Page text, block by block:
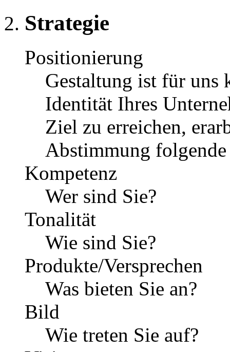
Strategie
Positionierung
Gestaltung ist für uns
Identität Ihres
Ziel zu erreichen,
Abstimmung
Kompetenz
Wer sind Sie?
Tonalität
Wie sind Sie?
Produkte/Versprechen
Was bieten Sie an?
Bild
Wie treten Sie auf?